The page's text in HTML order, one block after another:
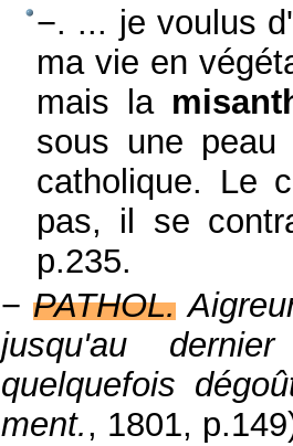
−. ... je voulus
ma vie en
mais la
sous une
catholique. Le
pas, il se
p.235.
− PATHOL.
jusqu'au
quelquefois
ment., 1801,